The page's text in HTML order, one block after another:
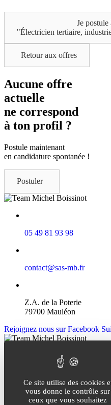
Je
"Électricien tertiaire,
Retour aux offres
Aucune offre
actuelle
ne correspond
à ton profil ?
Postule maintenant
en candidature spontanée !
Postuler
05 49 81 93 98
contact@sas-mb.fr
Z.A. de la Poterie
79700 Mauléon
Rejoignez nous sur Facebook
Ce site utilise des cookies
vous donne le contrôle sur
ceux que vous souhaitez